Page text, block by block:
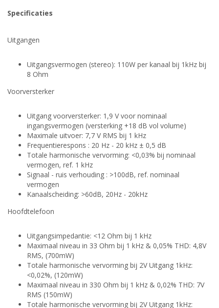
Specificaties
Uitgangen
Uitgangsvermogen (stereo): 110W per kanaal bij 1kHz bij
8 Ohm
Voorversterker
Uitgang voorversterker: 1,9 V voor nominaal
ingangsvermogen (versterking +18 dB vol volume)
Maximale uitvoer: 7,7 V RMS bij 1 kHz
Frequentierespons : 20 Hz - 20 kHz ± 0,5 dB
Totale harmonische vervorming: <0,03% bij nominaal
vermogen, ref. 1 kHz
Signaal - ruis verhouding : >100dB, ref. nominaal
vermogen
Kanaalscheiding: >60dB, 20Hz - 20kHz
Hoofdtelefoon
Uitgangsimpedantie: <12 Ohm bij 1 kHz
Maximaal niveau in 33 Ohm bij 1 kHz & 0,05% THD: 4,8V
RMS, (700mW)
Totale harmonische vervorming bij 2V Uitgang 1kHz:
<0,02%, (120mW)
Maximaal niveau in 330 Ohm bij 1 kHz & 0,02% THD: 7V
RMS (150mW)
Totale harmonische vervorming bij 2V Uitgang 1kHz: